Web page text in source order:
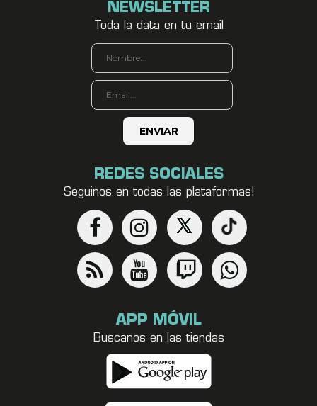
NEWSLETTER
Toda la data en tu email
REDES SOCIALES
Seguinos en todas las plataformas!
APP MÓVIL
Buscanos en las tiendas